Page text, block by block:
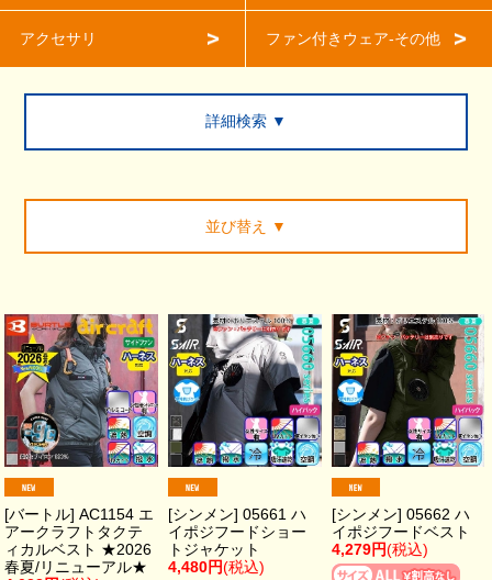
アクセサリ ファン付きウェア-その他
詳細検索 ▼
並び替え ▼
[バートル] AC1154 エ
アークラフトタクテ
ィカルベスト ★2026
春夏/リニューアル★
[シンメン] 05661 ハ
イポジフードショー
トジャケット
4,480円(税込)
[シンメン] 05662 ハ
イポジフードベスト
4,279円(税込)